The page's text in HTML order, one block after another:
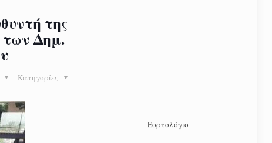
της
Δημ.
Κατηγορίες
Εορτολόγιο